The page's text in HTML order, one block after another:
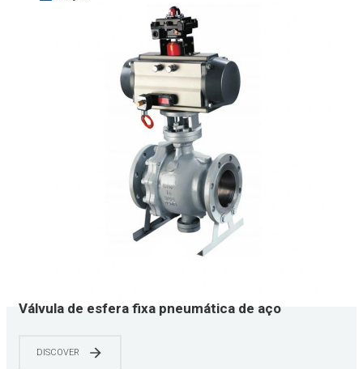
Válvula de esfera fixa pneumática de aço
DISCOVER